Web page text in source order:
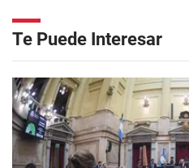
Te Puede Interesar